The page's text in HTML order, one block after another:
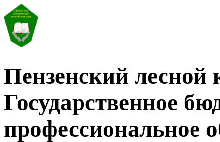
Пензенский лесной
Государственное
профессиональное